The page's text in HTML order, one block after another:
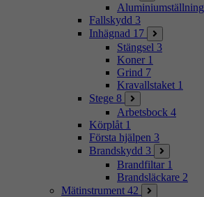
Aluminiumställning
Fallskydd 3
Inhägnad 17
Stängsel 3
Koner 1
Grind 7
Kravallstaket 1
Stege 8
Arbetsbock 4
Körplåt 1
Första hjälpen 3
Brandskydd 3
Brandfiltar 1
Brandsläckare 2
Mätinstrument 42